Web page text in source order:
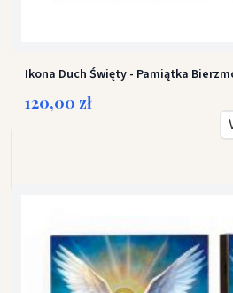
Ikona Duch Święty - Pamiątka
120,00 zł